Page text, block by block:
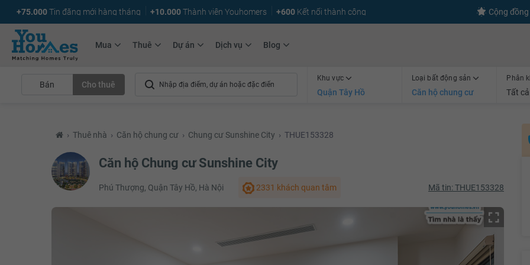
+75.000Tin đăng mới hàng tháng +10.000Thành viên Youhomers +600 Kết nối thành công Cộng
Mua Thuê Dự án Dịch vụ Blog
Bán Cho thuê
Khu vực
Quận Tây Hồ
Loại bất động sản
Căn hộ chung cư
Phân
Tất cả
› Thuê nhà › Căn hộ chung cư › Chung cư Sunshine City › THUE153328
Căn hộ Chung cư Sunshine City
Phú Thượng, Quận Tây Hồ, Hà Nội 2331 khách quan tâm Mã tin: THUE153328